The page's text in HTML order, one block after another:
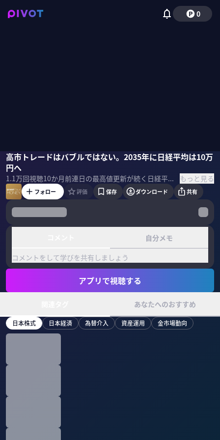
0
高市トレードはバブルではない。2035年に日経平均は10万
円へ
1.1万回視聴10か月前 連日の最高値更新が続く日経平均株価。現在の高市トレードはバブルなのか、そうでないのか？今後、上昇が続くための条件は何か？ピクテ・ジャパンの糸島孝俊シニア・ストラテジストに聞いた。 ＜ゲスト＞ 糸島孝俊｜ピクテ・ジャパン シニア・ストラテジスト 証券系シンクタンクを経て、日系大手運用会社にて国内株式中心に運用。その後、ヘッジファンドや独立系運用会社でアクティブ・ファンドマネージャーとして従事 ＜目次＞ もっと見る
糸島孝俊佐々木紀彦
フォロー 評価 保存 ダウンロード 共有
自分メモ
コメントをして学びを共有しましょう
アプリで視聴する
あなたへのおすすめ
日本株式 日本経済 為替介入 資産運用 金市場動向